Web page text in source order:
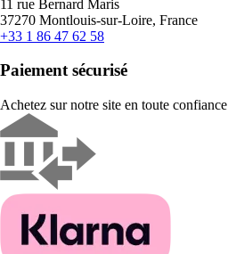
11 rue Bernard Maris
37270 Montlouis-sur-Loire, France
+33 1 86 47 62 58
Paiement sécurisé
Achetez sur notre site en toute confiance